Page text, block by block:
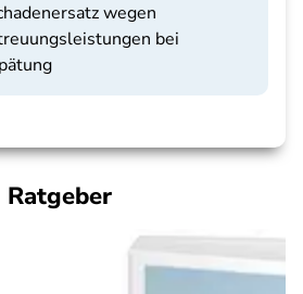
wegen
bei
Ratgeber